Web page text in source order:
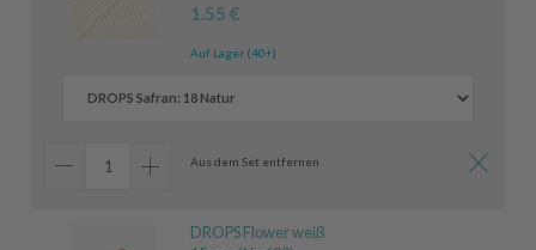
1.55 €
Auf Lager (40+)
Aus dem Set entfernen
DROPS Flower weiß